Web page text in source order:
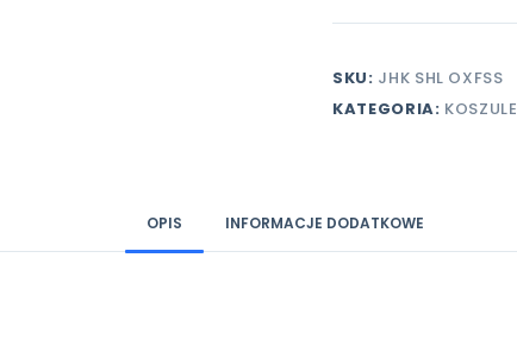
rękawem
z
Oxford
SKU: JHK SHL OXFSS
KATEGORIA: KOSZULE
OPIS INFORMACJE DODATKOWE